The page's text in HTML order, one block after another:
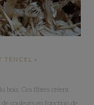
TENCEL »
bois. Ces fibres créent
couleurs en fonction de